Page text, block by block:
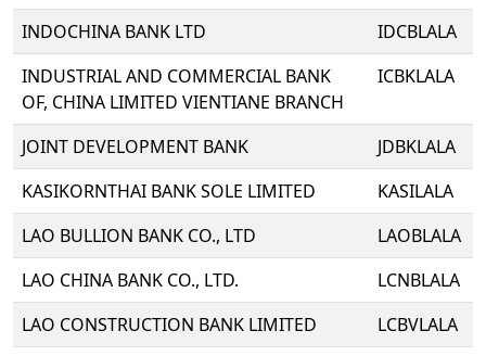
INDOCHINA BANK LTD
IDCBLALA
INDUSTRIAL AND COMMERCIAL BANK
OF, CHINA LIMITED VIENTIANE BRANCH
ICBKLALA
JOINT DEVELOPMENT BANK
JDBKLALA
KASIKORNTHAI BANK SOLE LIMITED
KASILALA
LAO BULLION BANK CO., LTD
LAOBLALA
LAO CHINA BANK CO., LTD.
LCNBLALA
LAO CONSTRUCTION BANK LIMITED
LCBVLALA